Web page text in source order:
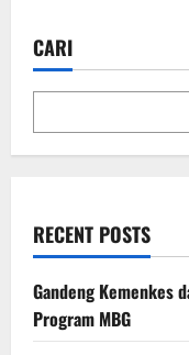
CARI
RECENT POSTS
Gandeng Kemenkes
Program MBG